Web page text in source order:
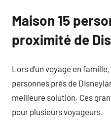
Maison 15
proximité de
Lors d’un voyage en
personnes près de
meilleure solution. Ces
pour plusieurs voyageurs.